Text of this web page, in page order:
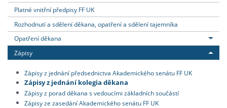
Platné vnitřní předpisy FF UK
Rozhodnutí a sdělení děkana, opatření a sdělení tajemníka
Opatření děkana
Zápisy
Zápisy z jednání předsednictva Akademického senátu FF UK
Zápisy z jednání kolegia děkana
Zápisy z porad děkana s vedoucími základních součástí
Zápisy ze zasedání Akademického senátu FF UK